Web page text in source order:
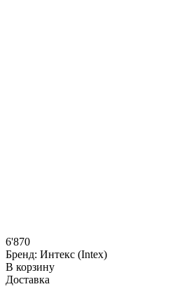
6'870
Бренд: Интекс (Intex)
В корзину
Доставка